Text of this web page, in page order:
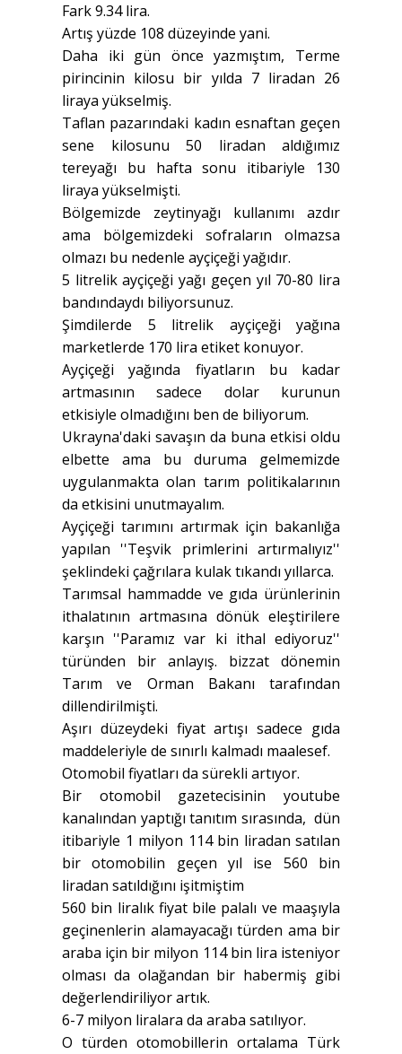
Fark 9.34 lira.
Artış yüzde 108 düzeyinde yani.
Daha iki gün önce yazmıştım, Terme
pirincinin kilosu bir yılda 7 liradan 26
liraya yükselmiş.
Taflan pazarındaki kadın esnaftan geçen
sene kilosunu 50 liradan aldığımız
tereyağı bu hafta sonu itibariyle 130
liraya yükselmişti.
Bölgemizde zeytinyağı kullanımı azdır
ama bölgemizdeki sofraların olmazsa
olmazı bu nedenle ayçiçeği yağıdır.
5 litrelik ayçiçeği yağı geçen yıl 70-80 lira
bandındaydı biliyorsunuz.
Şimdilerde 5 litrelik ayçiçeği yağına
marketlerde 170 lira etiket konuyor.
Ayçiçeği yağında fiyatların bu kadar
artmasının sadece dolar kurunun
etkisiyle olmadığını ben de biliyorum.
Ukrayna'daki savaşın da buna etkisi oldu
elbette ama bu duruma gelmemizde
uygulanmakta olan tarım politikalarının
da etkisini unutmayalım.
Ayçiçeği tarımını artırmak için bakanlığa
yapılan ''Teşvik primlerini artırmalıyız''
şeklindeki çağrılara kulak tıkandı yıllarca.
Tarımsal hammadde ve gıda ürünlerinin
ithalatının artmasına dönük eleştirilere
karşın ''Paramız var ki ithal ediyoruz''
türünden bir anlayış. bizzat dönemin
Tarım ve Orman Bakanı tarafından
dillendirilmişti.
Aşırı düzeydeki fiyat artışı sadece gıda
maddeleriyle de sınırlı kalmadı maalesef.
Otomobil fiyatları da sürekli artıyor.
Bir otomobil gazetecisinin youtube
kanalından yaptığı tanıtım sırasında, dün
itibariyle 1 milyon 114 bin liradan satılan
bir otomobilin geçen yıl ise 560 bin
liradan satıldığını işitmiştim
560 bin liralık fiyat bile palalı ve maaşıyla
geçinenlerin alamayacağı türden ama bir
araba için bir milyon 114 bin lira isteniyor
olması da olağandan bir habermiş gibi
değerlendiriliyor artık.
6-7 milyon liralara da araba satılıyor.
O türden otomobillerin ortalama Türk